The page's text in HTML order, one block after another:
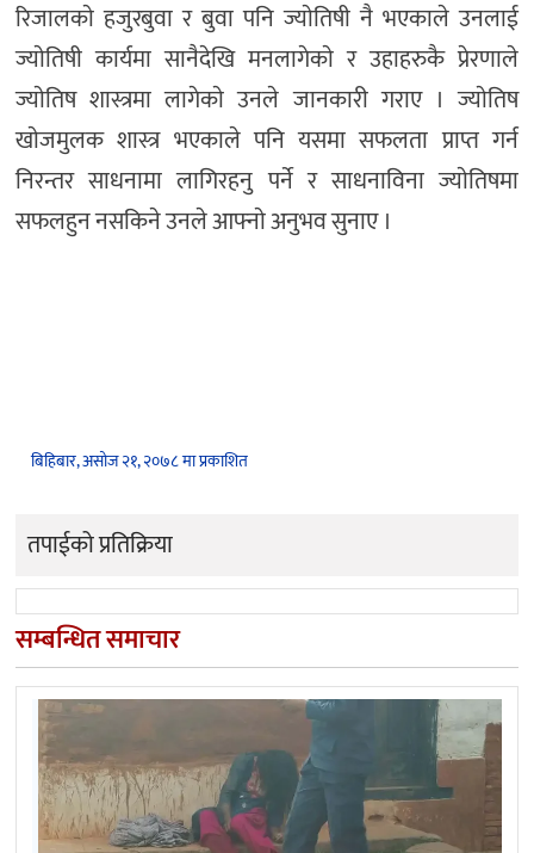
रिजालकाे हजुरबुवा र बुवा पनि ज्याेतिषी नै भएकाले उनलाई
ज्याेतिषी कार्यमा सानैदेखि मनलागेकाे र उहाहरुकै प्रेरणाले
ज्याेतिष शास्त्रमा लागेकाे उनले जानकारी गराए । ज्याेतिष
खाेजमुलक शास्त्र भएकाले पनि यसमा सफलता प्राप्त गर्न
निरन्तर साधनामा लागिरहनु पर्ने र साधनाविना ज्याेतिषमा
सफलहुन नसकिने उनले आफ्नाे अनुभव सुनाए ।
बिहिबार, असोज २१, २०७८ मा प्रकाशित
तपाईको प्रतिक्रिया
सम्बन्धित समाचार